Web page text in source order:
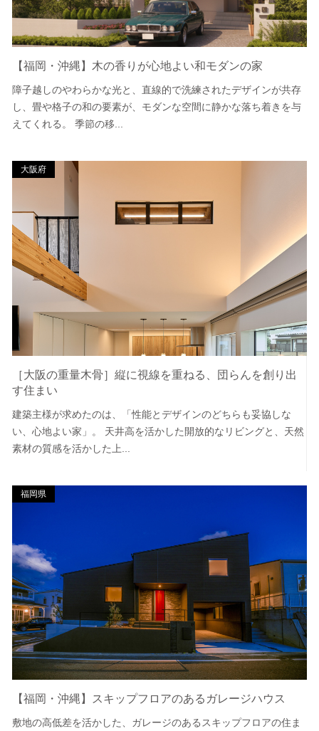
【福岡・沖縄】木の香りが心地よい和モダンの家
障子越しのやわらかな光と、直線的で洗練されたデザインが共存
し、畳や格子の和の要素が、モダンな空間に静かな落ち着きを与
えてくれる。 季節の移...
大阪府
［大阪の重量木骨］縦に視線を重ねる、団らんを創り出
す住まい
建築主様が求めたのは、「性能とデザインのどちらも妥協しな
い、心地よい家」。 天井高を活かした開放的なリビングと、天然
素材の質感を活かした上...
福岡県
【福岡・沖縄】スキップフロアのあるガレージハウス
敷地の高低差を活かした、ガレージのあるスキップフロアの住ま